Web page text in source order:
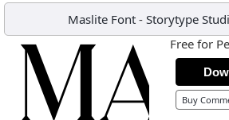
Maslite Font - Storytype
Free for
Buy